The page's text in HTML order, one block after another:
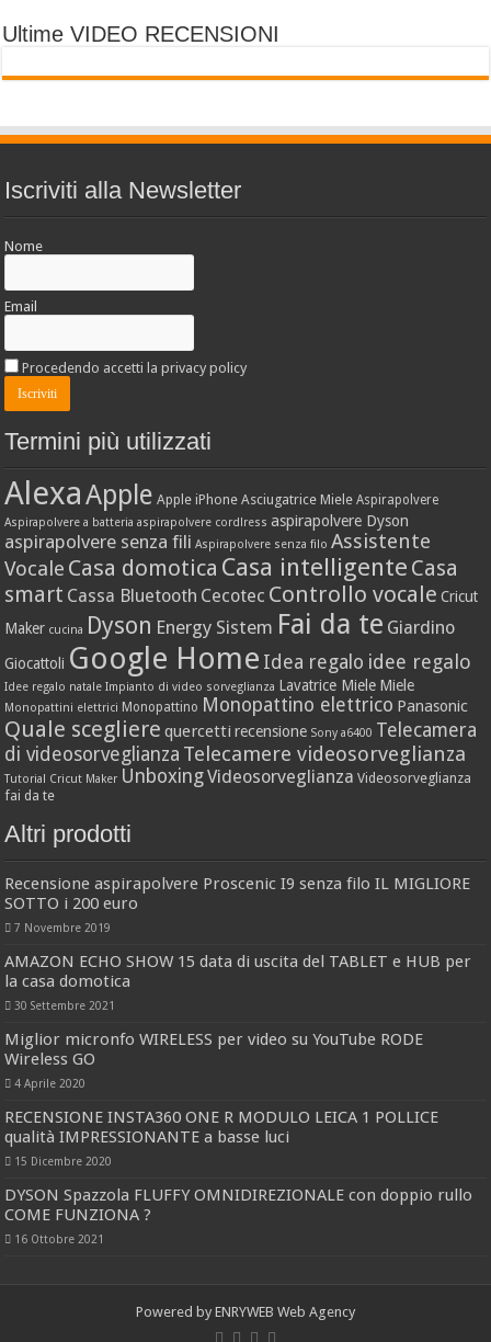
Ultime VIDEO RECENSIONI
Iscriviti alla Newsletter
Nome
Email
Procedendo accetti la privacy policy
Termini più utilizzati
AlexaApple Apple iPhone Asciugatrice Miele Aspirapolvere
Aspirapolvere a batteria aspirapolvere cordlress aspirapolvere Dyson
aspirapolvere senza fili Aspirapolvere senza filo Assistente
Vocale Casa domotica Casa intelligente Casa
smart Cassa Bluetooth Cecotec Controllo vocale Cricut
Maker cucina Dyson Energy Sistem Fai da te Giardino
Giocattoli Google Home Idea regalo idee regalo
Idee regalo natale Impianto di video sorveglianza Lavatrice Miele Miele
Monopattini elettrici Monopattino Monopattino elettrico Panasonic
Quale scegliere quercetti recensione Sony a6400 Telecamera
di videosorveglianza Telecamere videosorveglianza
Tutorial Cricut Maker UnboxingVideosorveglianza Videosorveglianza
fai da te
Altri prodotti
Recensione aspirapolvere Proscenic I9 senza filo IL MIGLIORE
SOTTO i 200 euro
7 Novembre 2019
AMAZON ECHO SHOW 15 data di uscita del TABLET e HUB per
la casa domotica
30 Settembre 2021
Miglior micronfo WIRELESS per video su YouTube RODE
Wireless GO
4 Aprile 2020
RECENSIONE INSTA360 ONE R MODULO LEICA 1 POLLICE
qualità IMPRESSIONANTE a basse luci
15 Dicembre 2020
DYSON Spazzola FLUFFY OMNIDIREZIONALE con doppio rullo
COME FUNZIONA ?
16 Ottobre 2021
Powered by ENRYWEB Web Agency